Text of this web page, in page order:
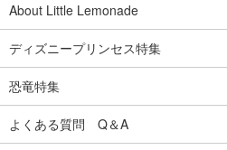
About Little Lemonade
ディズニープリンセス特集
恐竜特集
よくある質問 Q＆A